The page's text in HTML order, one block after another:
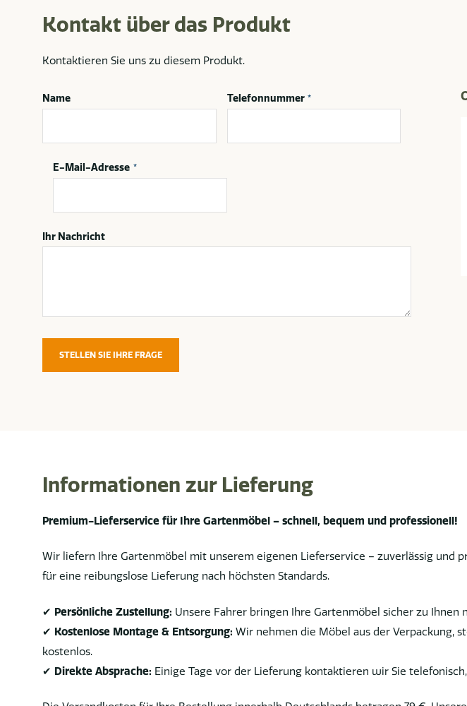
Kontakt über das Produkt
Kontaktieren Sie uns zu diesem Produkt.
Name Telefonnummer *
E-Mail-Adresse *
Ihr Nachricht
STELLEN SIE IHRE FRAGE
Informationen zur Lieferung
Premium-Lieferservice für Ihre Gartenmöbel – schnell, bequem und professionell!
Wir liefern Ihre Gartenmöbel mit unserem eigenen Lieferservice – zuverlässig und
für eine reibungslose Lieferung nach höchsten Standards.
✔ Persönliche Zustellung: Unsere Fahrer bringen Ihre Gartenmöbel sicher zu Ihnen
✔ Kostenlose Montage & Entsorgung: Wir nehmen die Möbel aus der Verpackung,
kostenlos.
✔ Direkte Absprache: Einige Tage vor der Lieferung kontaktieren wir Sie